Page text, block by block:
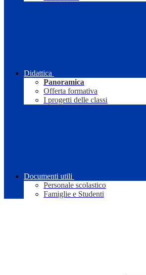
Didattica
Panoramica
Offerta formativa
I progetti delle classi
Documenti utili
Personale scolastico
Famiglie e Studenti